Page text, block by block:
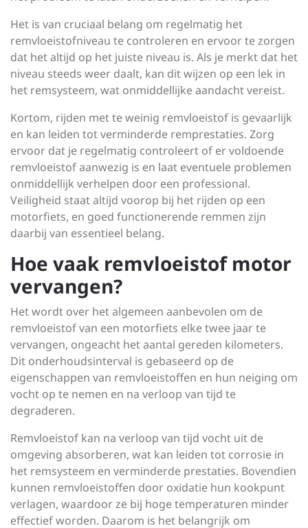
Het is van cruciaal belang om regelmatig het
remvloeistofniveau te controleren en ervoor te zorgen
dat het altijd op het juiste niveau is. Als je merkt dat het
niveau steeds weer daalt, kan dit wijzen op een lek in
het remsysteem, wat onmiddellijke aandacht vereist.
Kortom, rijden met te weinig remvloeistof is gevaarlijk
en kan leiden tot verminderde remprestaties. Zorg
ervoor dat je regelmatig controleert of er voldoende
remvloeistof aanwezig is en laat eventuele problemen
onmiddellijk verhelpen door een professional.
Veiligheid staat altijd voorop bij het rijden op een
motorfiets, en goed functionerende remmen zijn
daarbij van essentieel belang.
Hoe vaak remvloeistof motor
vervangen?
Het wordt over het algemeen aanbevolen om de
remvloeistof van een motorfiets elke twee jaar te
vervangen, ongeacht het aantal gereden kilometers.
Dit onderhoudsinterval is gebaseerd op de
eigenschappen van remvloeistoffen en hun neiging om
vocht op te nemen en na verloop van tijd te
degraderen.
Remvloeistof kan na verloop van tijd vocht uit de
omgeving absorberen, wat kan leiden tot corrosie in
het remsysteem en verminderde prestaties. Bovendien
kunnen remvloeistoffen door oxidatie hun kookpunt
verlagen, waardoor ze bij hoge temperaturen minder
effectief worden. Daarom is het belangrijk om